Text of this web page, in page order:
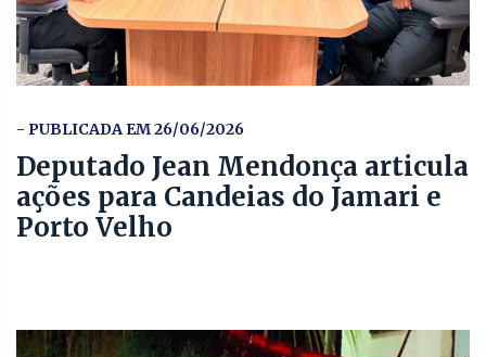
- PUBLICADA EM 26/06/2026
Deputado Jean Mendonça articula
ações para Candeias do Jamari e
Porto Velho